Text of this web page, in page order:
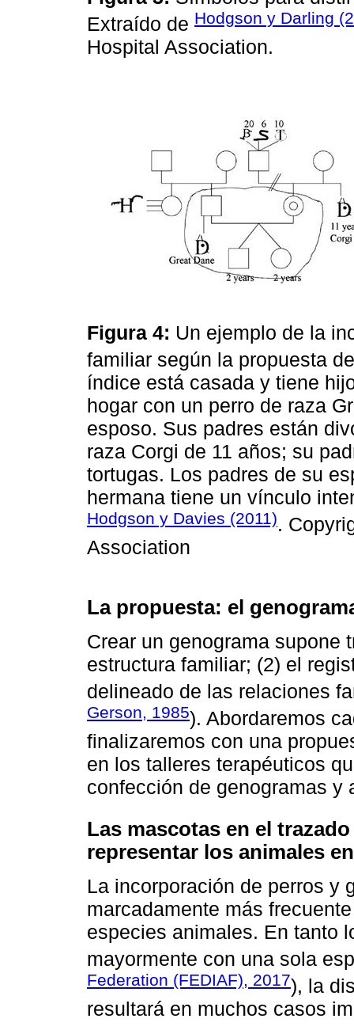
Extraído de Hodgson y Darling
Hospital Association.
Figura 4: Un ejemplo de la
familiar según la propuesta
índice está casada y tiene
hogar con un perro de raza
esposo. Sus padres están
raza Corgi de 11 años; su
tortugas. Los padres de su
hermana tiene un vínculo
Hodgson y Davies (2011).
Association
La propuesta: el
Crear un genograma supone
estructura familiar; (2) el
delineado de las relaciones
Gerson, 1985). Abordaremos
finalizaremos con una
en los talleres terapéuticos
confección de genogramas y
Las mascotas en el
representar los animales
La incorporación de perros y
marcadamente más
especies animales. En tanto
mayormente con una sola
Federation (FEDIAF), 2017), la
resultará en muchos casos